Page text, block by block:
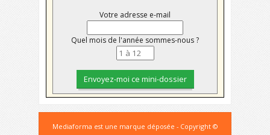
Votre adresse e-mail
Quel mois de l'année sommes-nous ?
Mediaforma est une marque déposée - Copyright ©